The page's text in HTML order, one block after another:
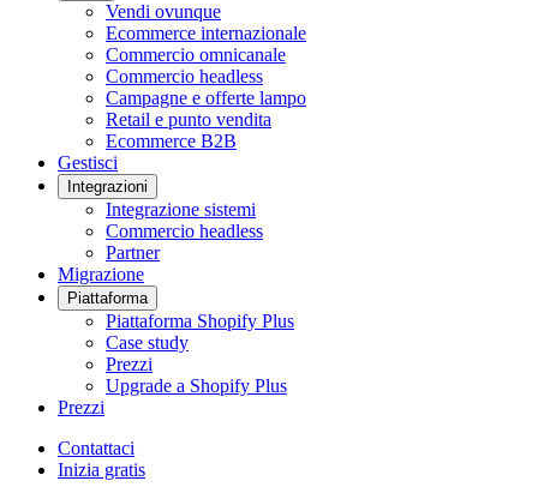
Vendi ovunque
Ecommerce internazionale
Commercio omnicanale
Commercio headless
Campagne e offerte lampo
Retail e punto vendita
Ecommerce B2B
Gestisci
Integrazioni
Integrazione sistemi
Commercio headless
Partner
Migrazione
Piattaforma
Piattaforma Shopify Plus
Case study
Prezzi
Upgrade a Shopify Plus
Prezzi
Contattaci
Inizia gratis